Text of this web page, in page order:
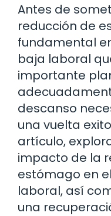
Antes de
reducción de
fundamental
baja laboral
importante
descanso
una vuelta
artículo,
impacto de la
estómago en
laboral, así
una